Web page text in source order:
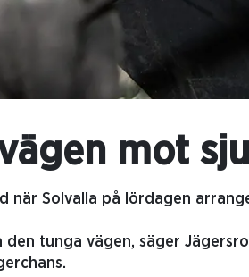
mot
när Solvalla på lördagen
tunga vägen, säger